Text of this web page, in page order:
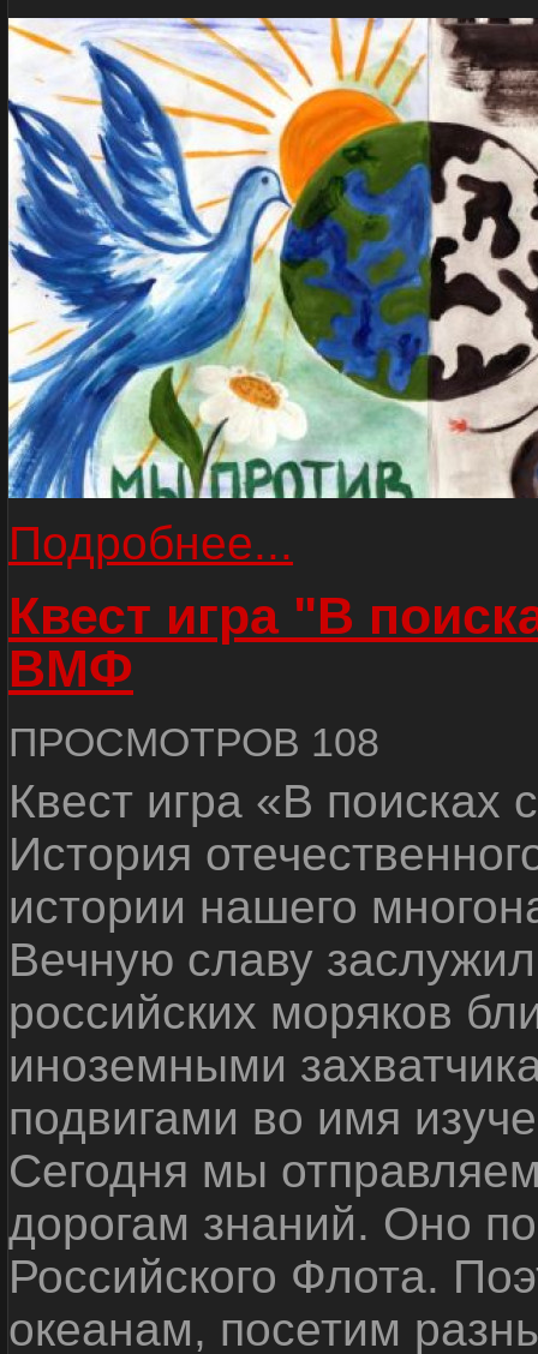
Подробнее...
Квест игра "В
ВМФ
ПРОСМОТРОВ 108
Квест игра «В
История
истории нашего
Вечную славу
российских моряков
иноземными
подвигами во имя
Сегодня мы
дорогам знаний. Оно
Российского Флота.
океанам, посетим